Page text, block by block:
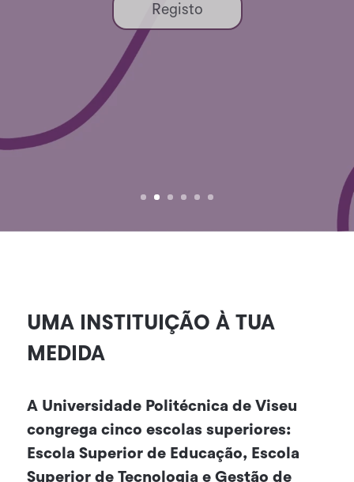
Registo
Viseu
UMA INSTITUIÇÃO À TUA
MEDIDA
A Universidade Politécnica de Viseu
congrega cinco escolas superiores:
Escola Superior de Educação, Escola
Superior de Tecnologia e Gestão de